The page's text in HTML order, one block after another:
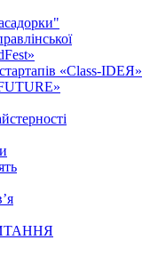
«Class-IDEЯ»